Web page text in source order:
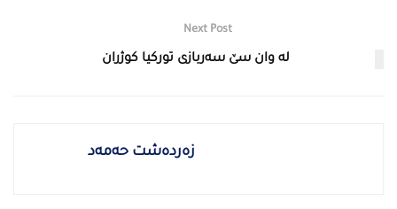
Next Post
له‌ وان سێ سه‌ربازی توركیا كوژران
زەردەشت حەمەد